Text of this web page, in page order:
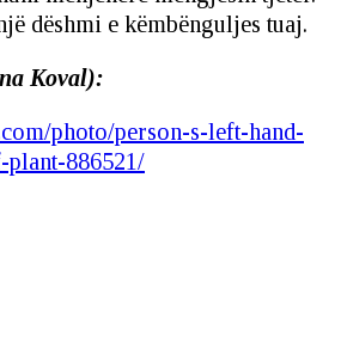
dëshmi e këmbënguljes tuaj.
Koval):
photo/person-s-left-hand-
886521/